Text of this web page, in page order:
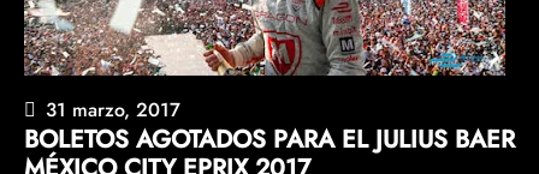
31 marzo, 2017
BOLETOS AGOTADOS PARA EL JULIUS BAER